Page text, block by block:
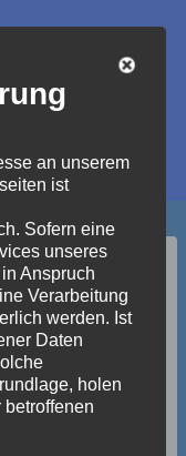
Ambert
jeweiligen
des Ordens
unterscheidet
die im
an unserem
ist
Sofern eine
unseres
Anspruch
Verarbeitung
werden. Ist
Daten
holen